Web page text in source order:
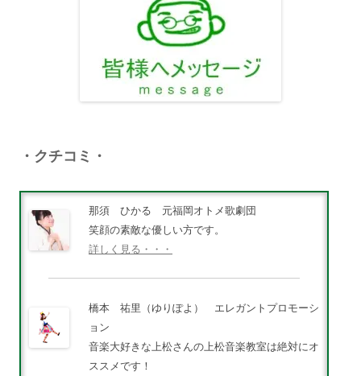
・クチコミ・
那須 ひかる 元福岡オトメ歌劇団
笑顔の素敵な優しい方です。
詳しく見る・・・
橋本 祐里（ゆりぽよ） エレガントプロモーシ
ョン
音楽大好きな上松さんの上松音楽教室は絶対にオ
ススメです！